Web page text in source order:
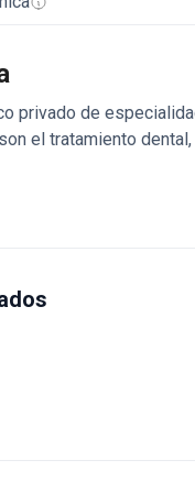
privado de
el tratamiento
exitosos
pacientes eligen